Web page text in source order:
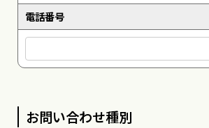
電話番号
お問い合わせ種別